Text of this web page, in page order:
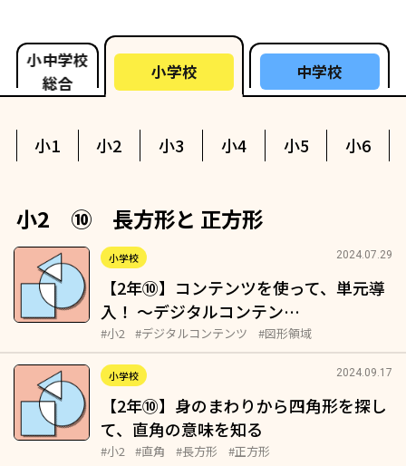
小中学校
総合
小学校 中学校
小1 小2 小3 小4 小5 小6
小2 ⑩ 長方形と 正方形
小学校 2024.07.29
【2年⑩】コンテンツを使って、単元導
入！ 〜デジタルコンテン…
#小2 #デジタルコンテンツ #図形領域
小学校 2024.09.17
【2年⑩】身のまわりから四角形を探し
て、直角の意味を知る
#小2 #直角 #長方形 #正方形